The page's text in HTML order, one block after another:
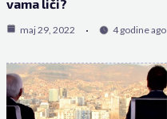
vama liči?
maj 29, 2022 4 godine ago